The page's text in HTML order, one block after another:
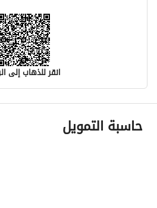
انقر للذهاب إلى
معلومات مسؤول الإعلان
اسم المسؤول
حاسبة التمويل